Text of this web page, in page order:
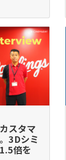
スタマ
3Dシミ
倍を